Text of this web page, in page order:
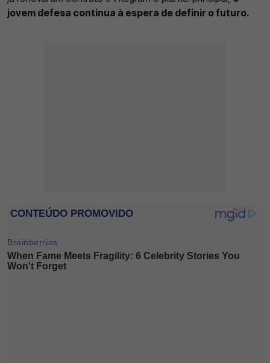
jovem defesa continua à espera de definir o futuro.